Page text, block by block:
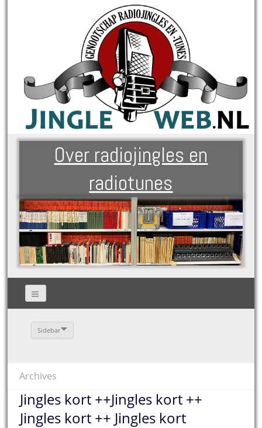
Over radiojingles en
radiotunes
Sidebar
Archives
Jingles kort ++Jingles kort ++
Jingles kort ++ Jingles kort